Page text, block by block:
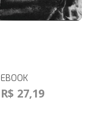
EBOOK
R$ 27,19